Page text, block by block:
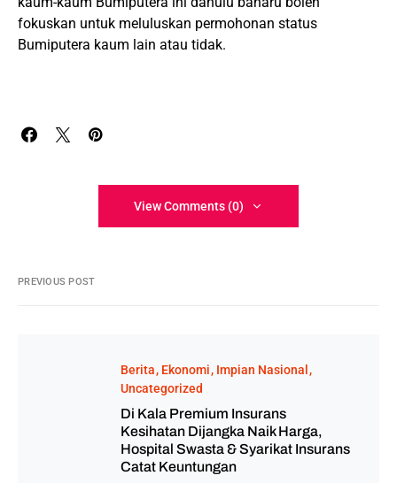
fokuskan untuk meluluskan permohonan status
Bumiputera kaum lain atau tidak.
View Comments (0)
PREVIOUS POST
Berita Ekonomi Impian Nasional
Uncategorized
Di Kala Premium Insurans
Kesihatan Dijangka Naik Harga,
Hospital Swasta & Syarikat Insurans
Catat Keuntungan